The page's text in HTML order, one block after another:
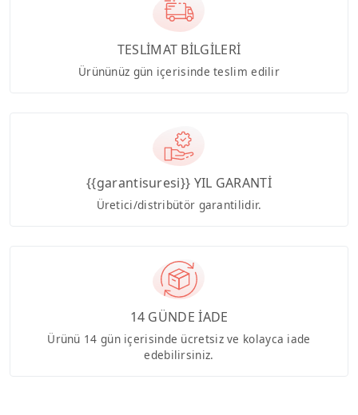
TESLİMAT BİLGİLERİ
Ürününüz gün içerisinde teslim edilir
{{garantisuresi}} YIL GARANTİ
Üretici/distribütör garantilidir.
14 GÜNDE İADE
Ürünü 14 gün içerisinde ücretsiz ve kolayca iade
edebilirsiniz.